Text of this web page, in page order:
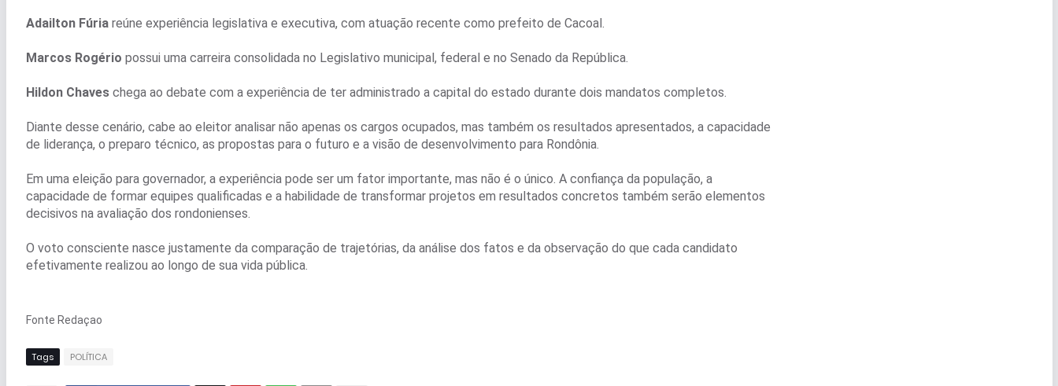
Adailton Fúria reúne experiência legislativa e executiva, com atuação recente como prefeito de Cacoal.
Marcos Rogério possui uma carreira consolidada no Legislativo municipal, federal e no Senado da República.
Hildon Chaves chega ao debate com a experiência de ter administrado a capital do estado durante dois mandatos completos.
Diante desse cenário, cabe ao eleitor analisar não apenas os cargos ocupados, mas também os resultados apresentados, a capacidade
de liderança, o preparo técnico, as propostas para o futuro e a visão de desenvolvimento para Rondônia.
Em uma eleição para governador, a experiência pode ser um fator importante, mas não é o único. A confiança da população, a
capacidade de formar equipes qualificadas e a habilidade de transformar projetos em resultados concretos também serão elementos
decisivos na avaliação dos rondonienses.
O voto consciente nasce justamente da comparação de trajetórias, da análise dos fatos e da observação do que cada candidato
efetivamente realizou ao longo de sua vida pública.
Fonte Redaçao
Tags POLÍTICA